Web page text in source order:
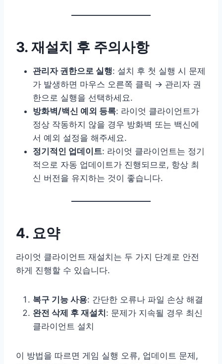
3. 재설치 후 주의사항
관리자 권한으로 실행: 설치 후 첫 실행 시 문제
가 발생하면 마우스 오른쪽 클릭 → 관리자 권
한으로 실행을 선택하세요.
방화벽/백신 예외 등록: 라이엇 클라이언트가
정상 작동하지 않을 경우 방화벽 또는 백신에
서 예외 설정을 해주세요.
정기적인 업데이트: 라이엇 클라이언트는 정기
적으로 자동 업데이트가 진행되므로, 항상 최
신 버전을 유지하는 것이 좋습니다.
4. 요약
라이엇 클라이언트 재설치는 두 가지 단계로 안전
하게 진행할 수 있습니다.
복구 기능 사용: 간단한 오류나 파일 손상 해결
완전 삭제 후 재설치: 문제가 지속될 경우 최신
클라이언트 설치
이 방법을 따르면 게임 실행 오류, 업데이트 문제,